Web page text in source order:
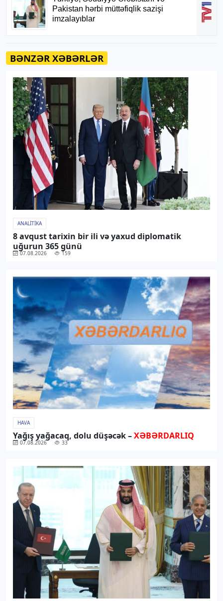
BƏNZƏR XƏBƏRLƏR
ANALITIKA
8 avqust tarixin bir ili və yaxud diplomatik
uğurun 365 günü
07.08.2026 159
HAVA
Yağış yağacaq, dolu düşəcək –XƏBƏRDARLIQ
07.08.2026 33